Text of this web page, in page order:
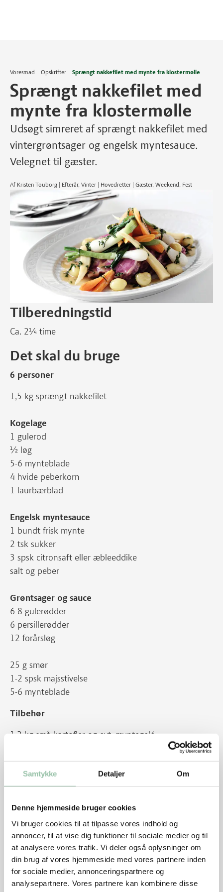
Samtykke Detaljer Om
Denne hjemmeside bruger cookies
Vi bruger cookies til at tilpasse vores indhold og
annoncer, til at vise dig funktioner til sociale medier og til
at analysere vores trafik. Vi deler også oplysninger om
din brug af vores hjemmeside med vores partnere inden
for sociale medier, annonceringspartnere og
analysepartnere. Vores partnere kan kombinere disse
Voresmad Opskrifter Sprængt nakkefilet med mynte fra klostermølle
Sprængt nakkefilet med
mynte fra klostermølle
Udsøgt simreret af sprængt nakkefilet med
vintergrøntsager og engelsk myntesauce.
Velegnet til gæster.
Af Kristen Touborg | Efterår, Vinter | Hovedretter | Gæster, Weekend, Fest
Tilberedningstid
Ca. 2¼ time
Det skal du bruge
6 personer
1,5 kg sprængt nakkefilet
Kogelage
1 gulerod
½ løg
5-6 mynteblade
4 hvide peberkorn
1 laurbærblad
Engelsk myntesauce
1 bundt frisk mynte
2 tsk sukker
3 spsk citronsaft eller æbleeddike
salt og peber
Grøntsager og sauce
6-8 gulerødder
6 persillerødder
12 forårsløg
25 g smør
1-2 spsk majsstivelse
5-6 mynteblade
Tilbehør
1,2 kg små kartofler og evt. myntegelé
Sådan gør du
Sprængt nakkefilet
forvejen. Kom nakkefileten i en gryde. Kom kogende
vand på, så det lige dækker. Bring vandet i kog og
skum. Tilsæt gulerod og løg i grove tern, mynteblade,
peberkorn og laurbærblad. Kog ved lav varme under
låg i ca. 2 timer. Lad kødet blive liggende i kogelagen.
Skær kødet i skiver ved servering.